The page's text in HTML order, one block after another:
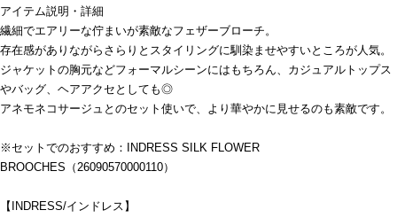
アイテム説明・詳細
繊細でエアリーな佇まいが素敵なフェザーブローチ。
存在感がありながらさらりとスタイリングに馴染ませやすいところが人気。
ジャケットの胸元などフォーマルシーンにはもちろん、カジュアルトップス
やバッグ、ヘアアクセとしても◎
アネモネコサージュとのセット使いで、より華やかに見せるのも素敵です。
※セットでのおすすめ：INDRESS SILK FLOWER
BROOCHES（26090570000110）
【INDRESS/インドレス】